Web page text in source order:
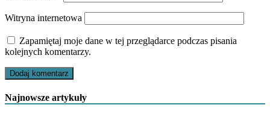
Witryna internetowa
Zapamiętaj moje dane w tej przeglądarce podczas pisania
kolejnych komentarzy.
Najnowsze artykuły